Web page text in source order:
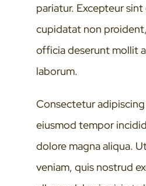
pariatur. Excepteur
cupidatat non
officia deserunt mollit
laborum.
Consectetur
eiusmod tempor
dolore magna aliqua.
veniam, quis nostrud